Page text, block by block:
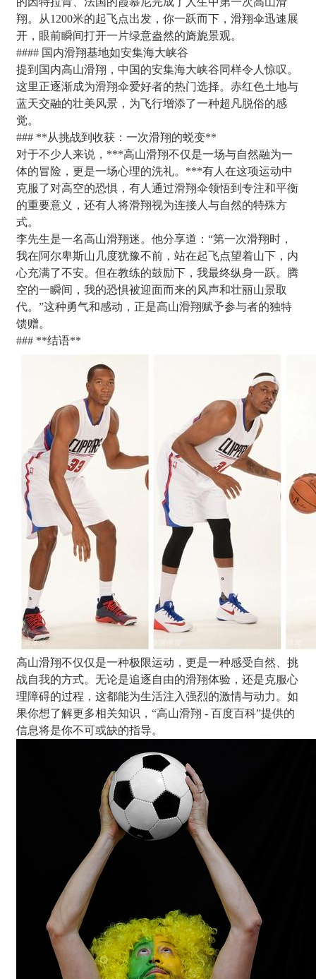
翔。从1200米的起飞点出发，你一跃而下，滑翔伞迅速展
开，眼前瞬间打开一片绿意盎然的旖旎景观。
#### 国内滑翔基地如安集海大峡谷
提到国内高山滑翔，中国的安集海大峡谷同样令人惊叹。
这里正逐渐成为滑翔伞爱好者的热门选择。赤红色土地与
蓝天交融的壮美风景，为飞行增添了一种超凡脱俗的感
觉。
### **从挑战到收获：一次滑翔的蜕变**
对于不少人来说，***高山滑翔不仅是一场与自然融为一
体的冒险，更是一场心理的洗礼。***有人在这项运动中
克服了对高空的恐惧，有人通过滑翔伞领悟到专注和平衡
的重要意义，还有人将滑翔视为连接人与自然的特殊方
式。
李先生是一名高山滑翔迷。他分享道：“第一次滑翔时，
我在阿尔卑斯山几度犹豫不前，站在起飞点望着山下，内
心充满了不安。但在教练的鼓励下，我最终纵身一跃。腾
空的一瞬间，我的恐惧被迎面而来的风声和壮丽山景取
代。”这种勇气和感动，正是高山滑翔赋予参与者的独特
馈赠。
### **结语**
高山滑翔不仅仅是一种极限运动，更是一种感受自然、挑
战自我的方式。无论是追逐自由的滑翔体验，还是克服心
理障碍的过程，这都能为生活注入强烈的激情与动力。如
果你想了解更多相关知识，“高山滑翔 - 百度百科”提供的
信息将是你不可或缺的指导。